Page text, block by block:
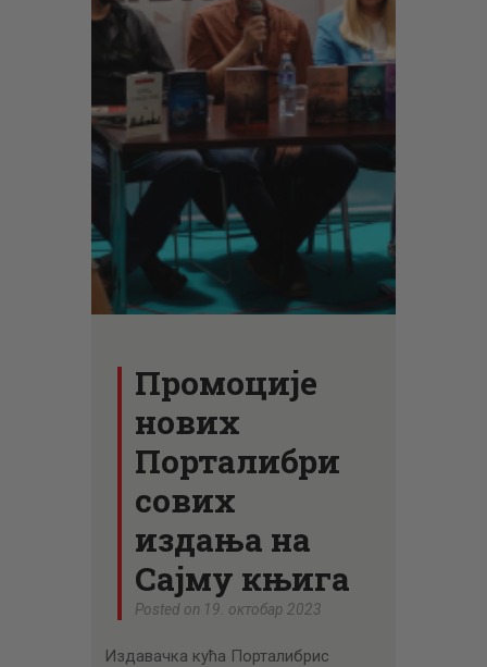
АКТУЕЛНОСТИ
ЦЕНОВНИК
ПИСМО
Промоције
нових
Порталибри
сових
издања на
Сајму књига
Posted on 19. октобар 2023
Издавачка кућа Порталибрис